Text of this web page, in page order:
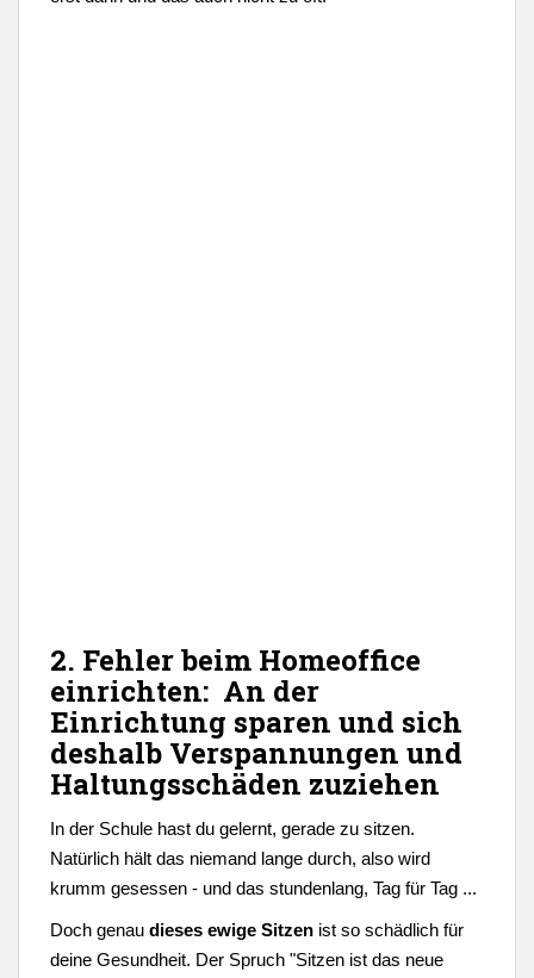
2. Fehler beim Homeoffice
einrichten: An der
Einrichtung sparen und sich
deshalb Verspannungen und
Haltungsschäden zuziehen
In der Schule hast du gelernt, gerade zu sitzen.
Natürlich hält das niemand lange durch, also wird
krumm gesessen - und das stundenlang, Tag für Tag ...
Doch genau dieses ewige Sitzen ist so schädlich für
deine Gesundheit. Der Spruch "Sitzen ist das neue